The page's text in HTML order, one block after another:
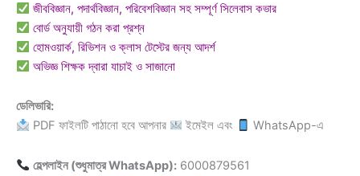
জীববিজ্ঞান, পদার্থবিজ্ঞান, পরিবেশবিজ্ঞান সহ সম্পূর্ণ সিলেবাস কভার
বোর্ড অনুযায়ী গঠন করা প্রশ্ন
হোমওয়ার্ক, রিভিশন ও ক্লাস টেস্টের জন্য আদর্শ
অভিজ্ঞ শিক্ষক দ্বারা যাচাই ও সাজানো
ডেলিভারি:
PDF ফাইলটি পাঠানো হবে আপনার
ইমেইল এবং WhatsApp-এ
হেল্পলাইন (শুধুমাত্র WhatsApp):6000879561